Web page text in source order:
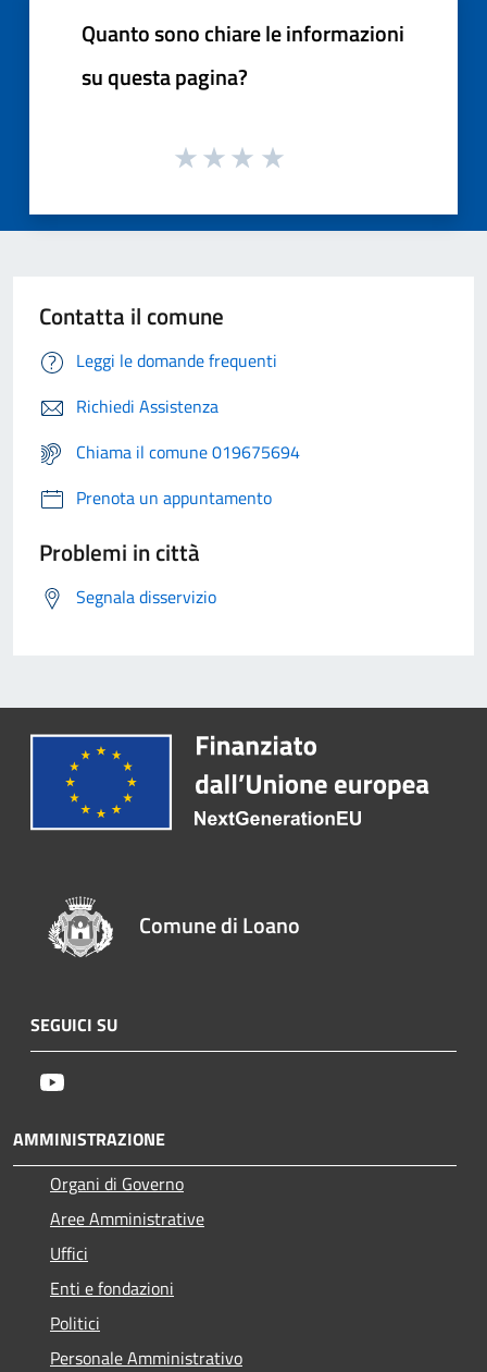
Quanto sono chiare le informazioni
su questa pagina?
Contatta il comune
Leggi le domande frequenti
Richiedi Assistenza
Chiama il comune 019675694
Prenota un appuntamento
Problemi in città
Segnala disservizio
Comune di Loano
SEGUICI SU
AMMINISTRAZIONE
Organi di Governo
Aree Amministrative
Uffici
Enti e fondazioni
Politici
Personale Amministrativo